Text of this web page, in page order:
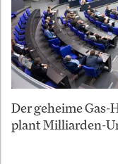
Der geheime
plant Milliarden-